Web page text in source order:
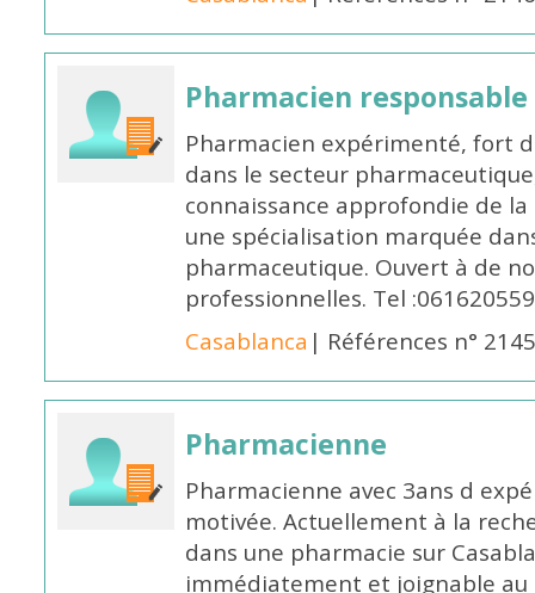
Pharmacien responsable
Pharmacien expérimenté, fort
dans le secteur
connaissance approfondie de
une spécialisation marquée
pharmaceutique. Ouvert à de
professionnelles. Tel
Casablanca | Références n°
Pharmacienne
Pharmacienne avec 3ans d
motivée. Actuellement à la
dans une pharmacie sur
immédiatement et joignable au